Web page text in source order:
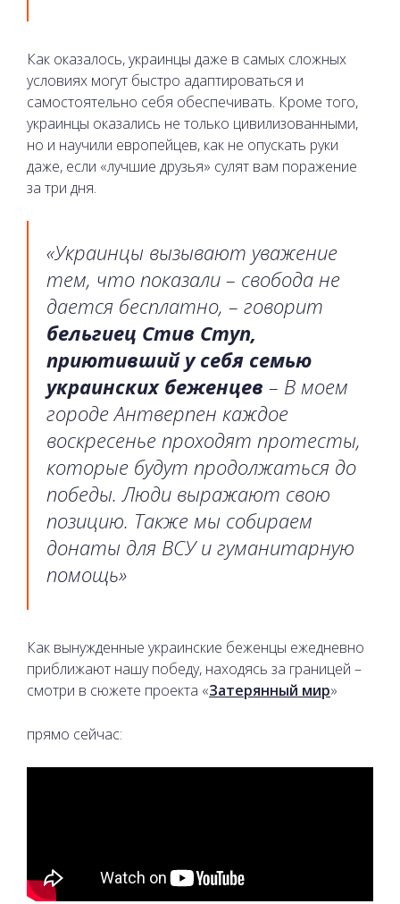
Как оказалось, украинцы даже в самых сложных
условиях могут быстро адаптироваться и
самостоятельно себя обеспечивать. Кроме того,
украинцы оказались не только цивилизованными,
но и научили европейцев, как не опускать руки
даже, если «лучшие друзья» сулят вам поражение
за три дня.
«Украинцы вызывают уважение
тем, что показали – свобода не
дается бесплатно, – говорит
бельгиец Стив Ступ,
приютивший у себя семью
украинских беженцев – В моем
городе Антверпен каждое
воскресенье проходят протесты,
которые будут продолжаться до
победы. Люди выражают свою
позицию. Также мы собираем
донаты для ВСУ и гуманитарную
помощь»
Как вынужденные украинские беженцы ежедневно
приближают нашу победу, находясь за границей –
смотри в сюжете проекта «Затерянный мир»
прямо сейчас: